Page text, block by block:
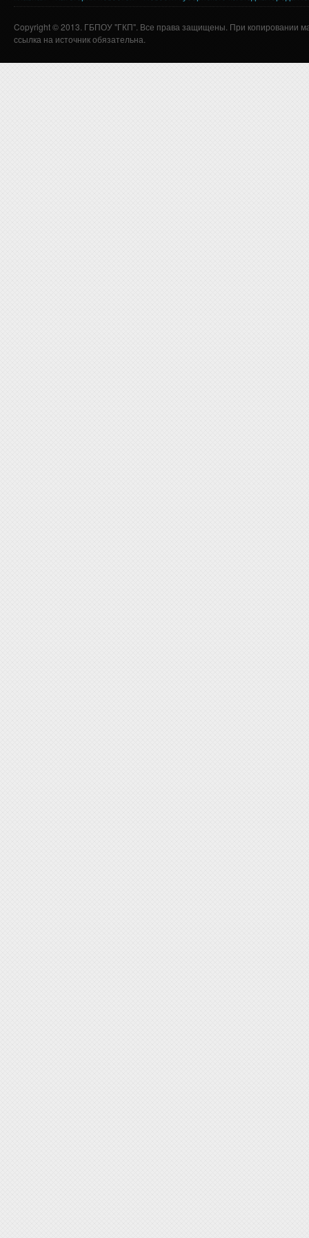
Copyright © 2013. ГБПОУ "ГКП". Все права защищены. При копировании
ссылка на источник обязательна.